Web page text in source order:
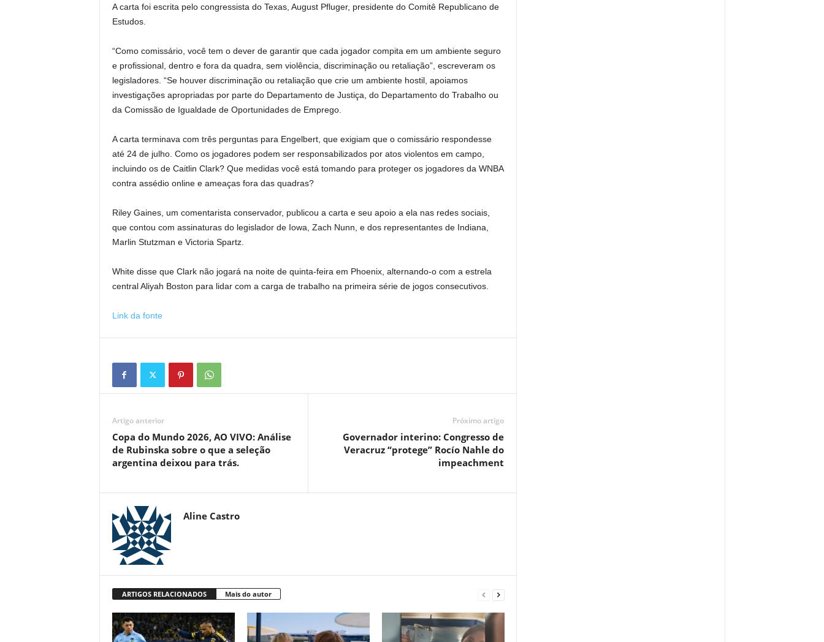
A carta foi escrita pelo congressista do Texas, August Pfluger, presidente do Comitê Republicano de
Estudos.
“Como comissário, você tem o dever de garantir que cada jogador compita em um ambiente seguro
e profissional, dentro e fora da quadra, sem violência, discriminação ou retaliação”, escreveram os
legisladores. “Se houver discriminação ou retaliação que crie um ambiente hostil, apoiamos
investigações apropriadas por parte do Departamento de Justiça, do Departamento do Trabalho ou
da Comissão de Igualdade de Oportunidades de Emprego.
A carta terminava com três perguntas para Engelbert, que exigiam que o comissário respondesse
até 24 de julho. Como os jogadores podem ser responsabilizados por atos violentos em campo,
incluindo os de Caitlin Clark? Que medidas você está tomando para proteger os jogadores da WNBA
contra assédio online e ameaças fora das quadras?
Riley Gaines, um comentarista conservador, publicou a carta e seu apoio a ela nas redes sociais,
que contou com assinaturas do legislador de Iowa, Zach Nunn, e dos representantes de Indiana,
Marlin Stutzman e Victoria Spartz.
White disse que Clark não jogará na noite de quinta-feira em Phoenix, alternando-o com a estrela
central Aliyah Boston para lidar com a carga de trabalho na primeira série de jogos consecutivos.
Link da fonte
Artigo anterior
Copa do Mundo 2026, AO VIVO: Análise
de Rubinska sobre o que a seleção
argentina deixou para trás.
Próximo artigo
Governador interino: Congresso de
Veracruz “protege” Rocío Nahle do
impeachment
Aline Castro
ARTIGOS RELACIONADOS Mais do autor